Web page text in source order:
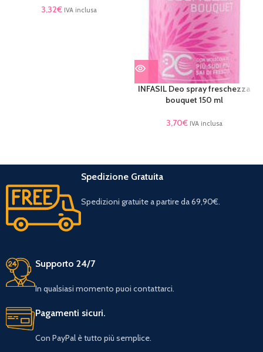
3,32€ IVA inclusa
INFASIL Deo spray freschezza
bouquet 150 ml
3,70€ IVA inclusa
Spedizione Gratuita
Spedizioni gratuite a partire da 69,90€.
Supporto 24/7
In qualsiasi momento puoi contattarci.
Pagamenti sicuri.
Con PayPal è tutto più semplice.